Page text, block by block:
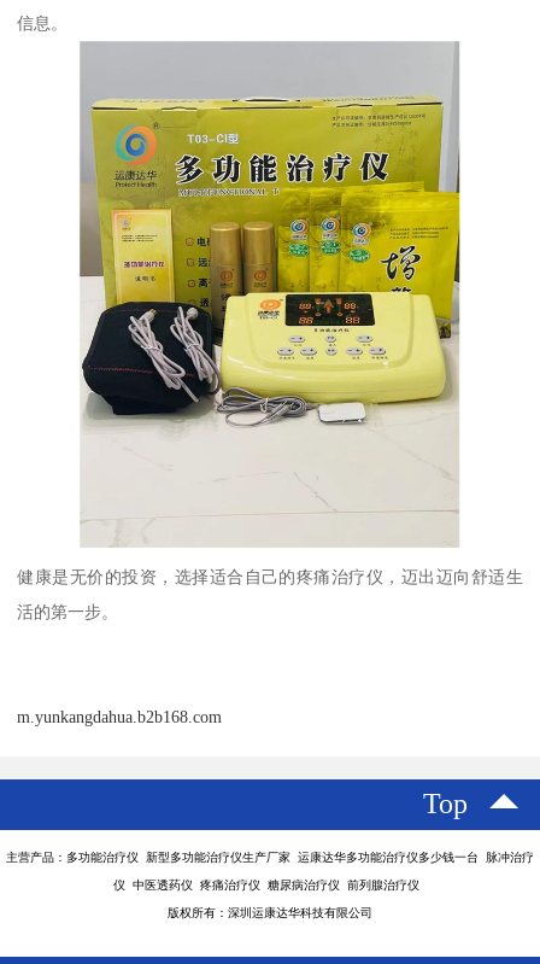
信息。
健康是无价的投资，选择适合自己的疼痛治疗仪，迈出迈向舒适生
活的第一步。
m.yunkangdahua.b2b168.com
Top
主营产品：多功能治疗仪 新型多功能治疗仪生产厂家 运康达华多功能治疗仪多少钱一台 脉冲治疗
仪 中医透药仪 疼痛治疗仪 糖尿病治疗仪 前列腺治疗仪
版权所有：深圳运康达华科技有限公司